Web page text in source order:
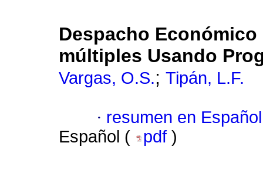
Despacho
múltiples Usando
Vargas, O.S.; Tipán, L.F.
· resumen en Español
Español (
pdf )